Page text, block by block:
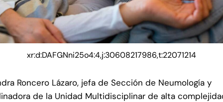
xr:d:DAFGNni25o4:4,j:30608217986,t:22071214
Roncero Lázaro, jefa de Sección de Neumología y
de la Unidad Multidisciplinar de alta